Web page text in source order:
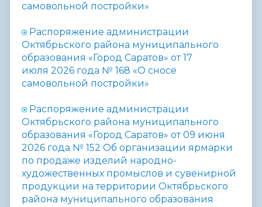
самовольной постройки»
Распоряжение администрации
Октябрьского района муниципального
образования «Город Саратов» от 17
июля 2026 года № 168 «О сносе
самовольной постройки»
Распоряжение администрации
Октябрьского района муниципального
образования «Город Саратов» от 09 июня
2026 года № 152 Об организации ярмарки
по продаже изделий народно-
художественных промыслов и сувенирной
продукции на территории Октябрьского
района муниципального образования